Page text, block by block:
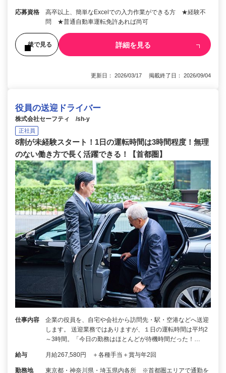
応募資格
高卒以上、簡単なExcelでの入力作業ができる方 ★経験不
問 ★普通自動車運転免許あれば尚可
後で見る 詳細を見る
更新日： 2026/03/17 掲載終了日： 2026/09/04
役員の送迎ドライバー
株式会社セーフティ /sh-y
正社員
8割が未経験スタート！1日の運転時間は3時間程度！無理
のない働き方で長く活躍できる！【首都圏】
仕事内容
企業の役員を、自宅や会社から訪問先・駅・空港などへ送迎
します。 送迎業務ではありますが、１日の運転時間は平均2
～3時間。「今日の勤務はほとんどが待機時間だった！…
給与 月給267,580円 ＋各種手当＋賞与年2回
勤務地
東京都・神奈川県・埼玉県内各所 ※首都圏エリアで通勤を